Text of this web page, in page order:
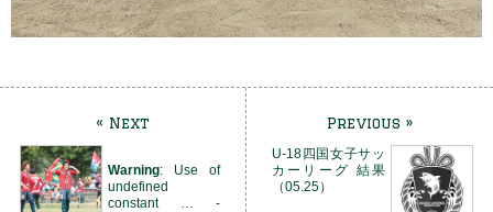
« Next
Warning: Use of
undefined
constant … -
Previous »
U-18四国女子サッ
カーリーグ 結果
（05.25）